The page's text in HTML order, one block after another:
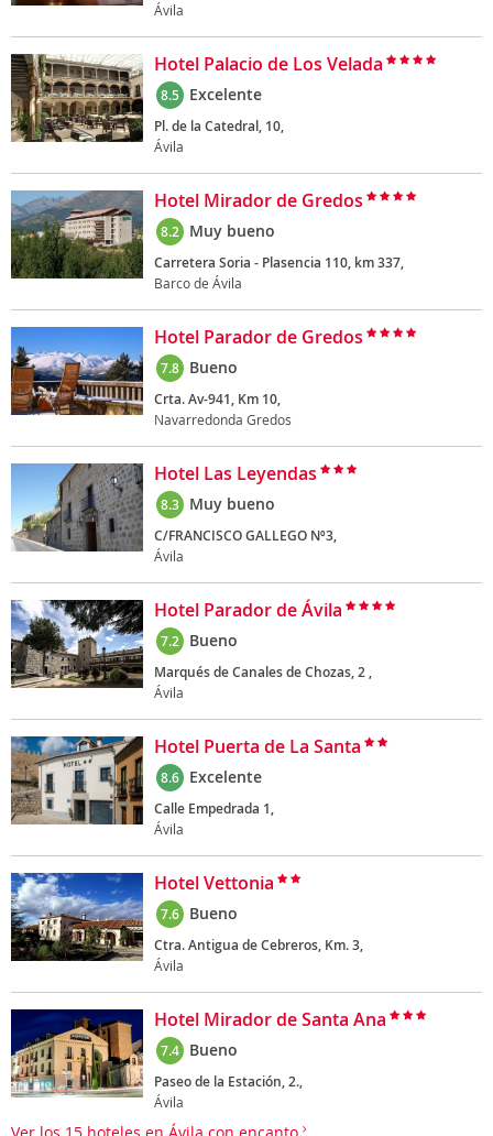
Ávila
Hotel Palacio de Los Velada
8.5 Excelente
Pl. de la Catedral, 10,
Ávila
Hotel Mirador de Gredos
8.2 Muy bueno
Carretera Soria - Plasencia 110, km 337,
Barco de Ávila
Hotel Parador de Gredos
7.8 Bueno
Crta. Av-941, Km 10,
Navarredonda Gredos
Hotel Las Leyendas
8.3 Muy bueno
C/FRANCISCO GALLEGO Nº3,
Ávila
Hotel Parador de Ávila
7.2 Bueno
Marqués de Canales de Chozas, 2 ,
Ávila
Hotel Puerta de La Santa
8.6 Excelente
Calle Empedrada 1,
Ávila
Hotel Vettonia
7.6 Bueno
Ctra. Antigua de Cebreros, Km. 3,
Ávila
Hotel Mirador de Santa Ana
7.4 Bueno
Paseo de la Estación, 2.,
Ávila